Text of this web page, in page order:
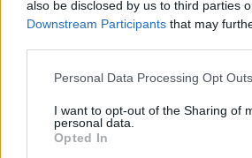
also be disclosed by us to third parties
Downstream Participants that may
Please note that this website/app uses
not limited to your visit or usage
grant or deny consent to Google and its
use your data for below specified
Personal Data Processing Opt Outs
I want to opt-out of the Sharing of
personal data.
Opted In